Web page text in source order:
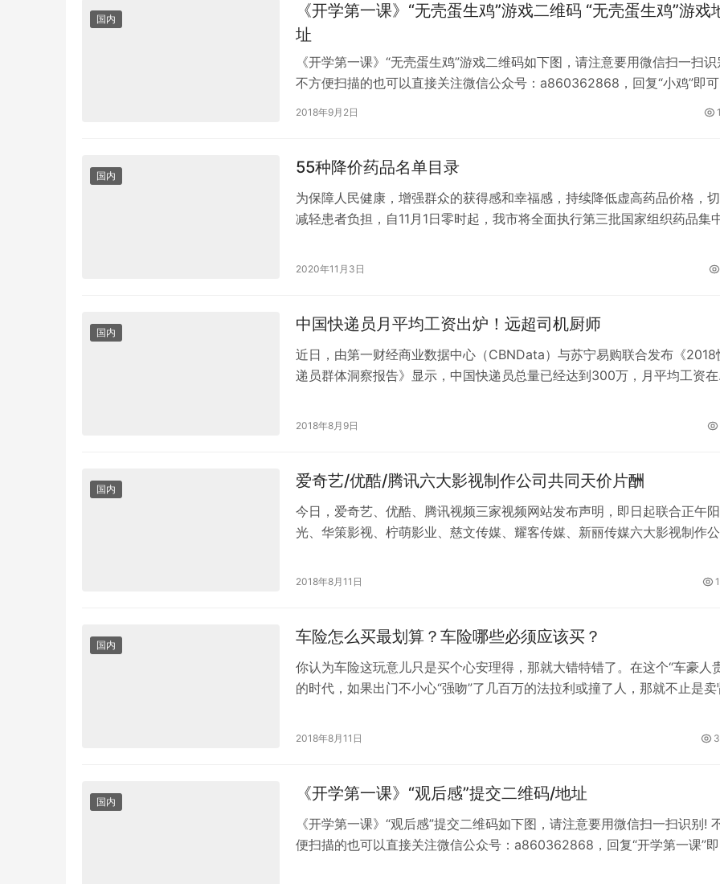
国内
《开学第一课》“无壳蛋生鸡”游戏二维码 “无壳蛋生鸡”游戏
址
《开学第一课》“无壳蛋生鸡”游戏二维码如下图，请注意要用微信扫一扫识
不方便扫描的也可以直接关注微信公众号：a860362868，回复“小鸡”即可
步获取打开方式。 点击无壳蛋…
2018年9月2日
国内 55种降价药品名单目录
为保障人民健康，增强群众的获得感和幸福感，持续降低虚高药品价格，
减轻患者负担，自11月1日零时起，我市将全面执行第三批国家组织药品集
2020年11月3日
国内 中国快递员月平均工资出炉！远超司机厨师
近日，由第一财经商业数据中心（CBNData）与苏宁易购联合发布《2018
递员群体洞察报告》显示，中国快递员总量已经达到300万，月平均工资在
2018年8月9日
国内 爱奇艺/优酷/腾讯六大影视制作公司共同天价片酬
今日，爱奇艺、优酷、腾讯视频三家视频网站发布声明，即日起联合正午阳
光、华策影视、柠萌影业、慈文传媒、耀客传媒、新丽传媒六大影视制作公
2018年8月11日
国内 车险怎么买最划算？车险哪些必须应该买？
你认为车险这玩意儿只是买个心安理得，那就大错特错了。在这个“车豪人
的时代，如果出门不小心“强吻”了几百万的法拉利或撞了人，那就不止是卖
2018年8月11日
国内 《开学第一课》“观后感”提交二维码/地址
《开学第一课》“观后感”提交二维码如下图，请注意要用微信扫一扫识别!
便扫描的也可以直接关注微信公众号：a860362868，回复“开学第一课”即